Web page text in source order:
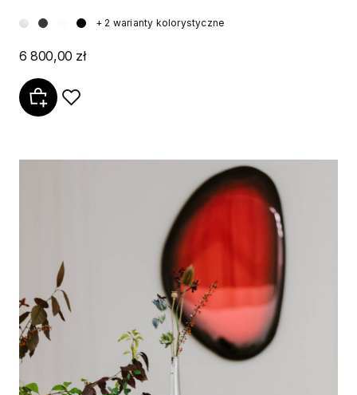
+ 2 warianty kolorystyczne
6 800,00 zł